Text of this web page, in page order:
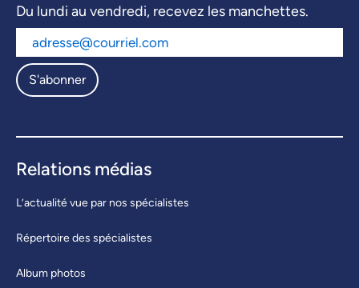
Du lundi au vendredi, recevez les manchettes.
S'abonner
Relations médias
L’actualité vue par nos spécialistes
Répertoire des spécialistes
Album photos